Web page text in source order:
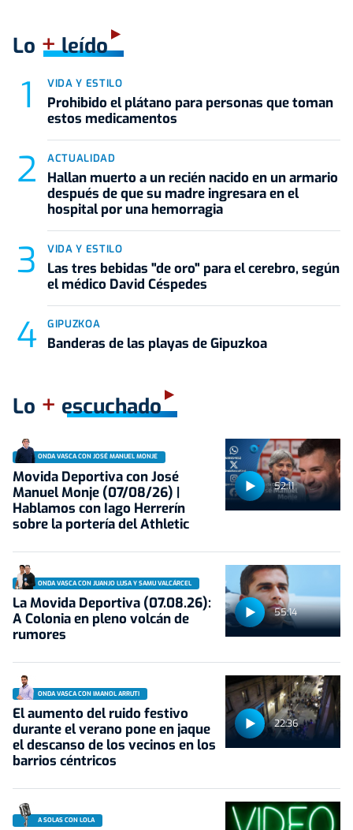
Lo +leído
VIDA Y ESTILO
Prohibido el plátano para personas que toman
estos medicamentos
ACTUALIDAD
Hallan muerto a un recién nacido en un armario
después de que su madre ingresara en el
hospital por una hemorragia
VIDA Y ESTILO
Las tres bebidas "de oro" para el cerebro, según
el médico David Céspedes
GIPUZKOA
Banderas de las playas de Gipuzkoa
Lo + escuchado
52:11
ONDA VASCA CON JOSÉ MANUEL MONJE
Movida Deportiva con José
Manuel Monje (07/08/26) |
Hablamos con Iago Herrerín
sobre la portería del Athletic
55:14
ONDA VASCA CON JUANJO LUSA Y SAMU VALCÁRCEL
La Movida Deportiva (07.08.26):
A Colonia en pleno volcán de
rumores
22:36
ONDA VASCA CON IMANOL ARRUTI
El aumento del ruido festivo
durante el verano pone en jaque
el descanso de los vecinos en los
barrios céntricos
A SOLAS CON LOLA